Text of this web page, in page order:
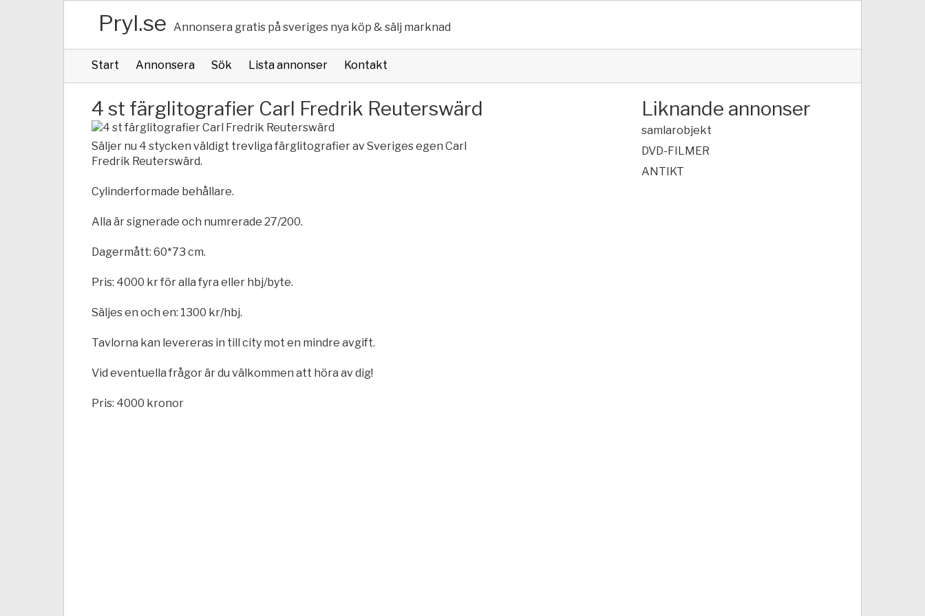
Pryl.se Annonsera gratis på sveriges nya köp & sälj marknad
Start Annonsera Sök Lista annonser Kontakt
4 st färglitografier Carl Fredrik Reuterswärd
Säljer nu 4 stycken väldigt trevliga färglitografier av Sveriges egen Carl
Fredrik Reuterswärd.
Cylinderformade behållare.
Alla är signerade och numrerade 27/200.
Dagermått: 60*73 cm.
Pris: 4000 kr för alla fyra eller hbj/byte.
Säljes en och en: 1300 kr/hbj.
Tavlorna kan levereras in till city mot en mindre avgift.
Vid eventuella frågor är du välkommen att höra av dig!
Pris: 4000 kronor
Liknande annonser
samlarobjekt
DVD-FILMER
ANTIKT